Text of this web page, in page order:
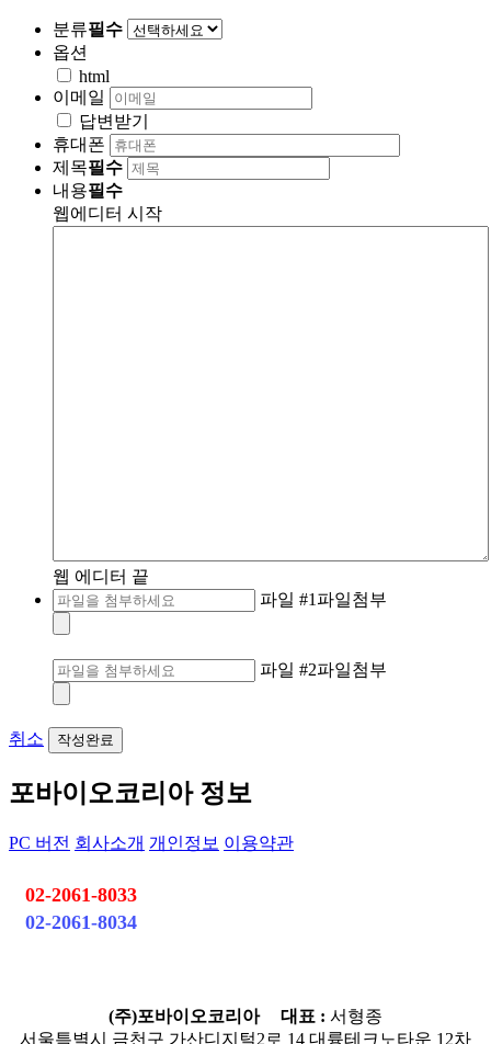
분류필수
옵션
html
이메일
답변받기
휴대폰
제목필수
내용필수
웹에디터 시작
웹 에디터 끝
파일 #1 파일첨부
파일 #2파일첨부
취소 작성완료
포바이오코리아 정보
PC 버전 회사소개 개인정보 이용약관
02-2061-8033
02-2061-8034
(주)포바이오코리아 대표 : 서형종
서울특별시 금천구 가산디지털2로 14 대륭테크노타운 12차